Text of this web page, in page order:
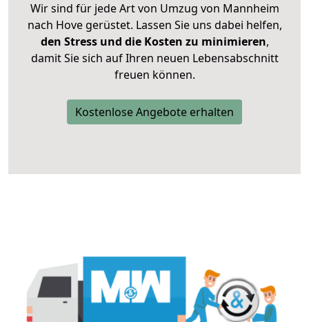
Wir sind für jede Art von Umzug von Mannheim
nach Hove gerüstet. Lassen Sie uns dabei helfen,
den Stress und die Kosten zu minimieren,
damit Sie sich auf Ihren neuen Lebensabschnitt
freuen können.
Kostenlose Angebote erhalten